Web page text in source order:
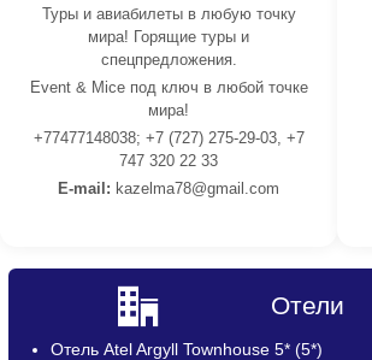
Туры и авиабилеты в любую точку
мира! Горящие туры и
спецпредложения.
Event & Mice под ключ в любой точке
мира!
+77477148038; +7 (727) 275-29-03, +7
747 320 22 33
E-mail: kazelma78@gmail.com
Отели
Отель Atel Argyll Townhouse 5* (5*)